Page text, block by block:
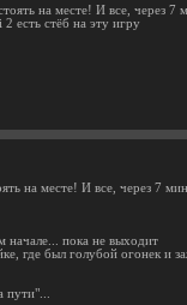
на месте! И все, через
есть стёб на эту игру
на месте! И все, через 7
начале... пока не выходит
где был голубой огонек и
пути"...